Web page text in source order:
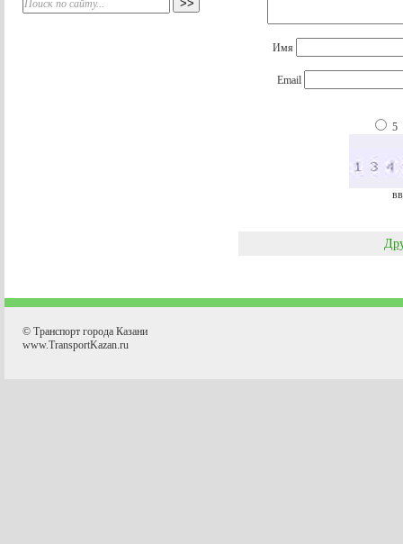
Имя
Email
5
© Транспорт города Казани
www.TransportKazan.ru